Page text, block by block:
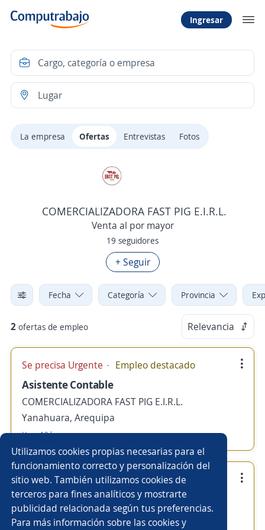
Ingresar
La empresa Ofertas Entrevistas Fotos
COMERCIALIZADORA FAST PIG E.I.R.L.
Venta al por mayor
19 seguidores
+ Seguir
Fecha Categoría Provincia
2 ofertas de empleo Relevancia
Se precisa Urgente Empleo destacado
Asistente Contable
COMERCIALIZADORA FAST PIG E.I.R.L.
Yanahuara, Arequipa
Hace 10 horas
Se precisa Urgente Empleo destacado
Vendedora Tienda
COMERCIALIZADORA FAST PIG E.I.R.L.
Utilizamos cookies propias necesarias para el
funcionamiento correcto y personalización del
sitio web. También utilizamos cookies de
terceros para fines analíticos y mostrarte
publicidad relacionada según tus preferencias.
Para más información sobre las cookies y